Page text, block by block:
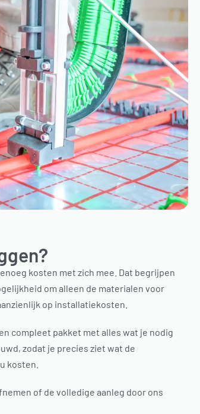
kosten met zich mee. Dat begrijpen
om alleen de materialen voor
op installatiekosten.
compleet pakket met alles wat je nodig
zodat je precies ziet wat de
kosten.
of de volledige aanleg door ons